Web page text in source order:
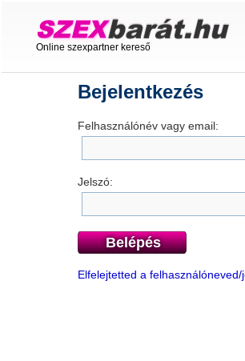
Online szexpartner kereső
Bejelentkezés
Felhasználónév vagy email:
Jelszó:
Belépés
Elfelejtetted a felhasználóneved/